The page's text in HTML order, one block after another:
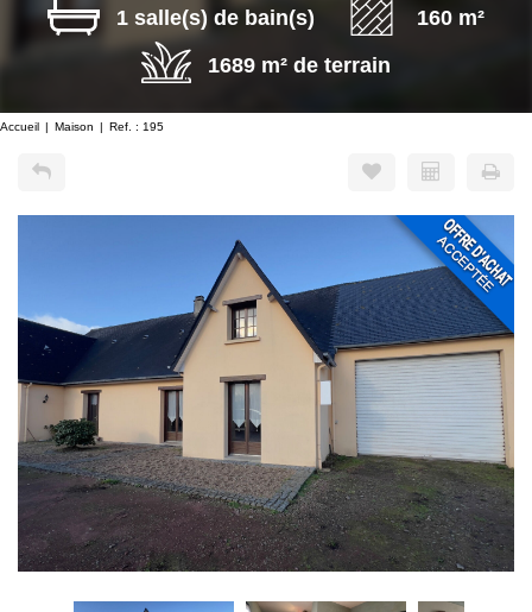
1 salle(s) de bain(s)
160 m²
1689 m² de terrain
Accueil Maison Ref. : 195